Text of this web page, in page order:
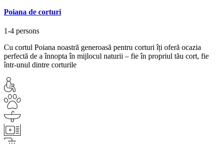
Poiana de corturi
1-4 persons
Cu cortul Poiana noastră generoasă pentru corturi îți oferă ocazia
perfectă de a înnopta în mijlocul naturii – fie în propriul tău cort, fie
într-unul dintre corturile